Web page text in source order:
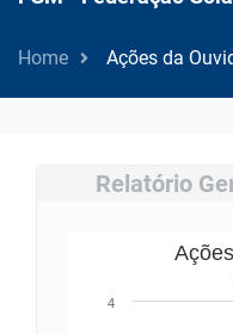
Home Ações da
Relatório
4